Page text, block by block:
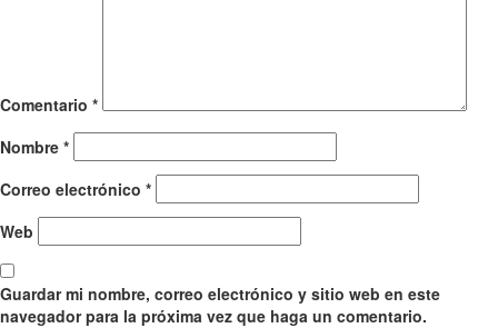
Comentario *
Nombre *
Correo electrónico *
Web
Guardar mi nombre, correo electrónico y sitio web en este
navegador para la próxima vez que haga un comentario.